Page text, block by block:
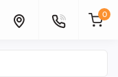
0